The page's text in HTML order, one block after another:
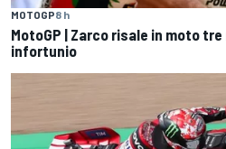
MOTOGP8 h
MotoGP | Zarco risale in moto
infortunio